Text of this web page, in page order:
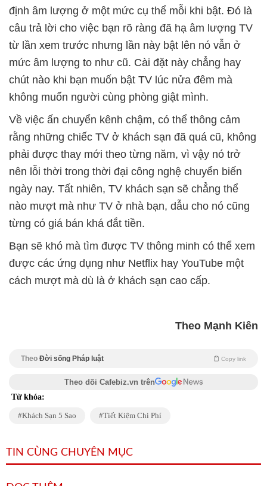
định âm lượng ở một mức cụ thể mỗi khi bật. Đó là
câu trả lời cho việc bạn rõ ràng đã hạ âm lượng TV
từ lần xem trước nhưng lần này bật lên nó vẫn ở
mức âm lượng to như cũ. Cài đặt này chẳng hay
chút nào khi bạn muốn bật TV lúc nửa đêm mà
không muốn người cùng phòng giật mình.
Về việc ấn chuyển kênh chậm, có thể thông cảm
rằng những chiếc TV ở khách sạn đã quá cũ, không
phải được thay mới theo từng năm, vì vậy nó trở
nên lỗi thời trong thời đại công nghệ chuyển biến
ngày nay. Tất nhiên, TV khách sạn sẽ chẳng thể
nào mượt mà như TV ở nhà bạn, dẫu cho nó cũng
từng có giá bán khá đắt tiền.
Bạn sẽ khó mà tìm được TV thông minh có thể xem
được các ứng dụng như Netflix hay YouTube một
cách mượt mà dù là ở khách sạn cao cấp.
Theo Mạnh Kiên
Theo Đời sống Pháp luật Copy link
Theo dõi Cafebiz.vn trên
Từ khóa:
Khách Sạn 5 Sao Tiết Kiệm Chi Phí
TIN CÙNG CHUYÊN MỤC